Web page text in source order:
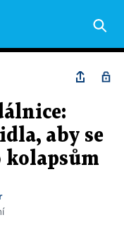
aby se
kolapsům